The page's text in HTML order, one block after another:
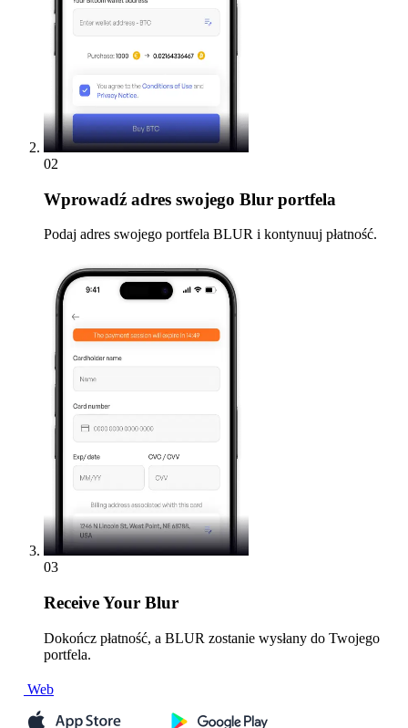
02
Wprowadź adres swojego Blur portfela
Podaj adres swojego portfela BLUR i kontynuuj płatność.
03
ReceiveYour Blur
Dokończ płatność, a BLUR zostanie wysłany do Twojego
portfela.
Web